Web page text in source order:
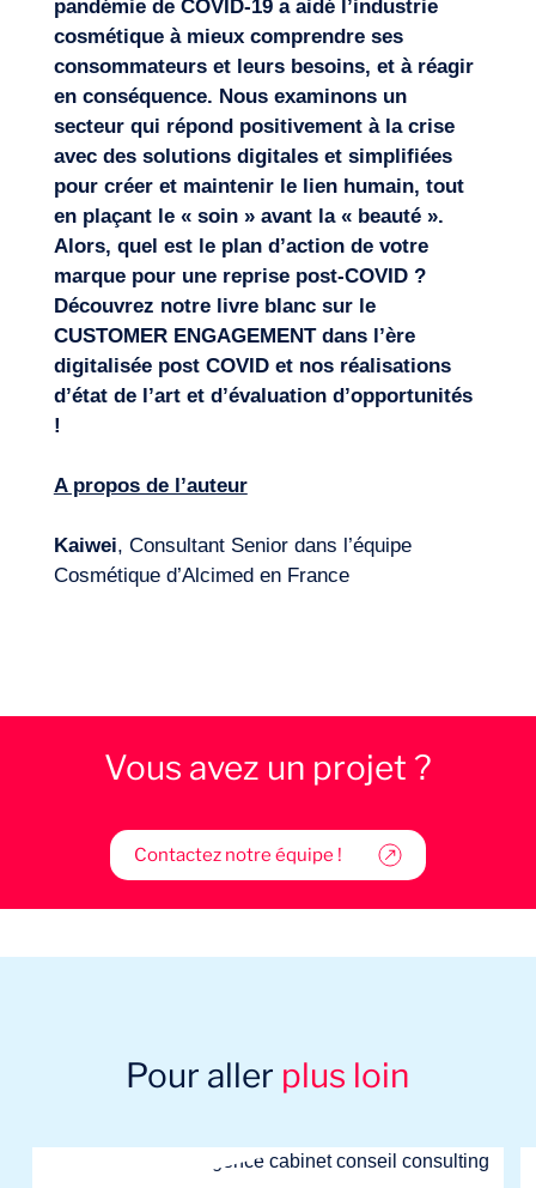
pandémie de COVID-19 a aidé l’industrie
cosmétique à mieux comprendre ses
consommateurs et leurs besoins, et à réagir
en conséquence. Nous examinons un
secteur qui répond positivement à la crise
avec des solutions digitales et simplifiées
pour créer et maintenir le lien humain, tout
en plaçant le « soin » avant la « beauté ».
Alors, quel est le plan d’action de votre
marque pour une reprise post-COVID ?
Découvrez notre livre blanc sur le
CUSTOMER ENGAGEMENT dans l’ère
digitalisée post COVIDet nos réalisations
d’état de l’artet d’évaluation d’opportunités
!
A propos de l’auteur
Kaiwei, Consultant Senior dans l’équipe
Cosmétique d’Alcimed en France
Vous avez un projet ?
Contactez notre équipe !
Pour aller plus loin